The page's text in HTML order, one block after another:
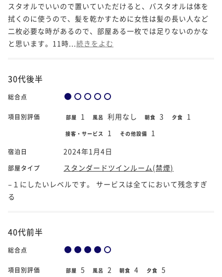
スタオルでいいので置いていただけると、バスタオルは体を
拭くのに使うので、髪を乾かすために女性は髪の長い人など
二枚必要な時があるので、部屋ある一枚では足りないのかな
と思います。11時... 続きをよむ
30代後半
総合点
項目別評価 部屋 1 風呂 利用なし 朝食 3 夕食 1
接客・サービス 1 その他設備 1
宿泊日 2024年1月4日
部屋タイプ
スタンダードツインルーム(禁煙)
−１にしたいレベルです。 サービスは全てにおいて残念すぎ
る
40代前半
総合点
項目別評価 部屋 5 風呂 2 朝食 4 夕食 5